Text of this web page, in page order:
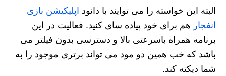
البته این خواسته را می توایند با دانود اپلیکیشن بازی
انفجار هم برای خود پیاده سای کنید. فعالیت در این
برنامه همراه باسرعتی بالا و دسترسی بدون فیلتر می
باشد که خب همین دو مود می تواند برتری موجود را به
شما دیکته کند.